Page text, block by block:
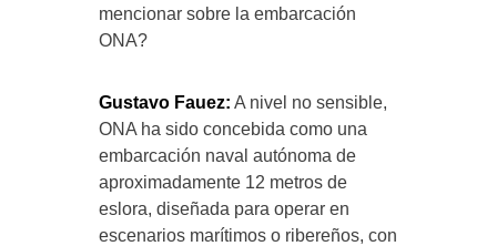
mencionar sobre la embarcación
ONA?
Gustavo Fauez: A nivel no sensible,
ONA ha sido concebida como una
embarcación naval autónoma de
aproximadamente 12 metros de
eslora, diseñada para operar en
escenarios marítimos o ribereños, con